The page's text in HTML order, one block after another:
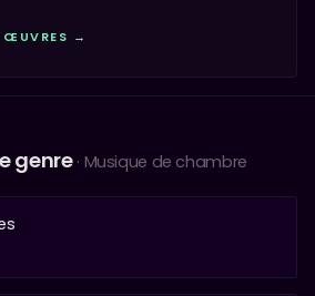
ŒUVRES →
genre· Musique de chambre